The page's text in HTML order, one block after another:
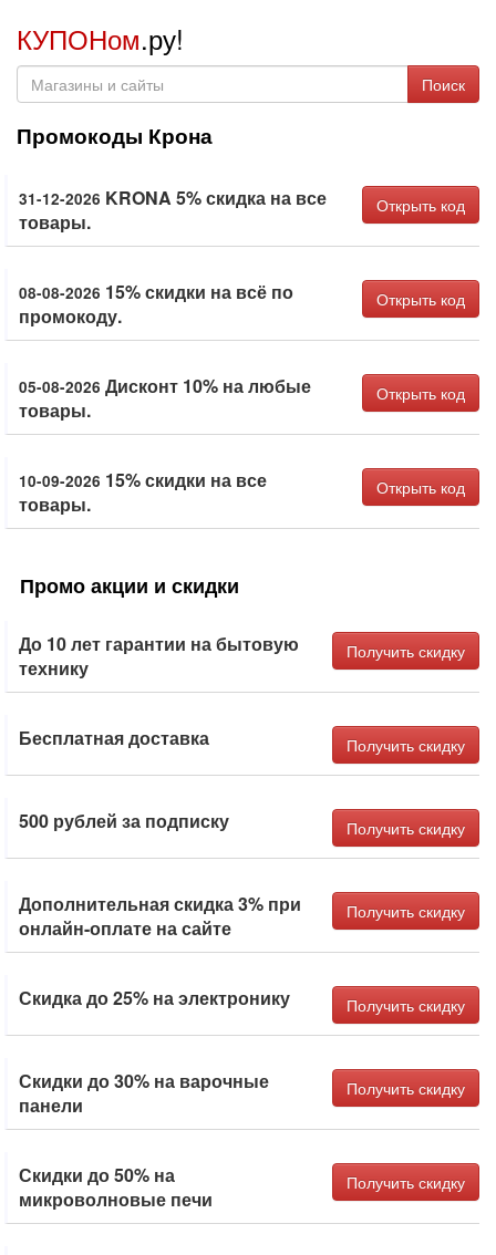
КУПОНом.ру!
Поиск
Промокоды Крона
31-12-2026 KRONA 5% скидка на все
товары.
Открыть код
08-08-2026 15% скидки на всё по
промокоду.
Открыть код
05-08-2026 Дисконт 10% на любые
товары.
Открыть код
10-09-2026 15% скидки на все
товары.
Открыть код
Промо акции и скидки
До 10 лет гарантии на бытовую
технику
Получить скидку
Бесплатная доставка Получить скидку
500 рублей за подписку Получить скидку
Дополнительная скидка 3% при
онлайн-оплате на сайте
Получить скидку
Скидка до 25% на электронику Получить скидку
Скидки до 30% на варочные
панели
Получить скидку
Скидки до 50% на
микроволновые печи
Получить скидку